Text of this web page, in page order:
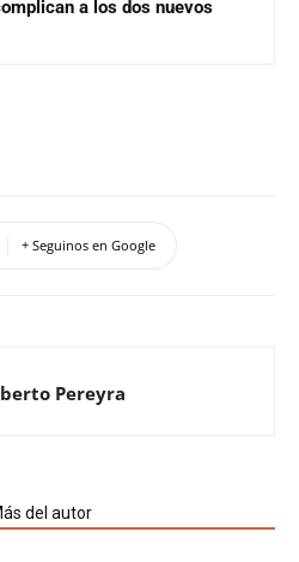
a los dos nuevos
+ Seguinos en Google
Pereyra
del autor